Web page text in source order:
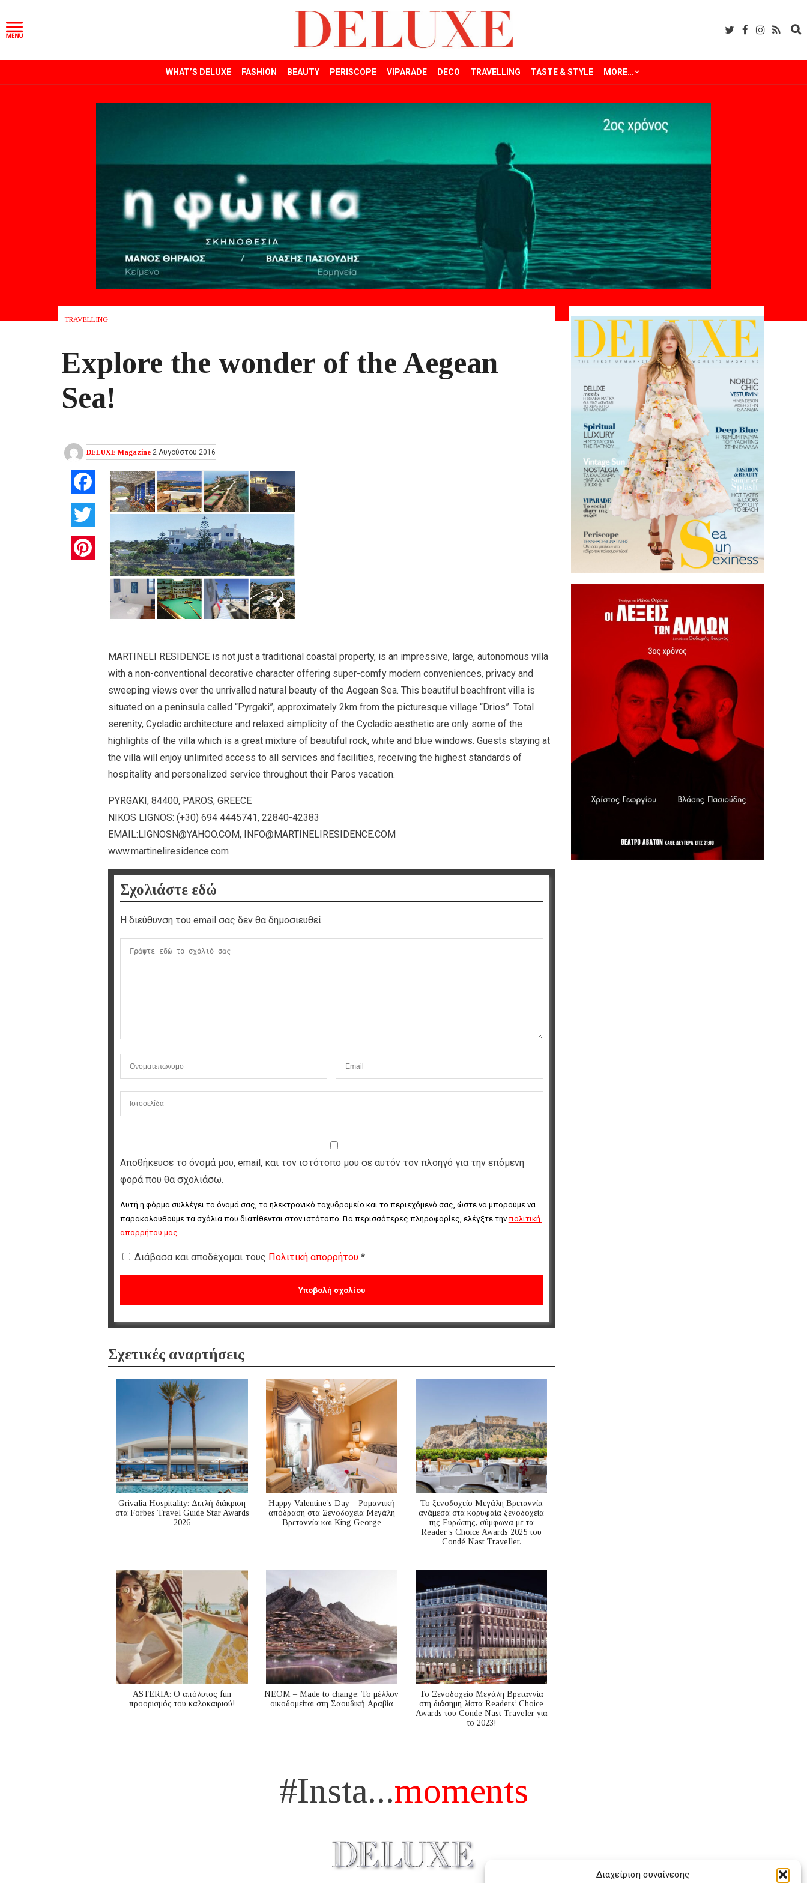
Διαχείριση συναίνεσης
WHAT’S DELUXE FASHION BEAUTY PERISCOPE VIPARADE DECO TRAVELLING TASTE & STYLE MORE…
TRAVELLING
Explore the wonder of the Aegean
Sea!
DELUXE Magazine 2 Αυγούστου 2016
Facebook
Twitter
Pinterest
MARTINELI RESIDENCE is not just a traditional coastal property, is an impressive, large, autonomous villa
with a non-conventional decorative character offering super-comfy modern conveniences, privacy and
sweeping views over the unrivalled natural beauty of the Aegean Sea. This beautiful beachfront villa is
situated on a peninsula called “Pyrgaki”, approximately 2km from the picturesque village “Drios”. Total
serenity, Cycladic architecture and relaxed simplicity of the Cycladic aesthetic are only some of the
highlights of the villa which is a great mixture of beautiful rock, white and blue windows. Guests staying at
the villa will enjoy unlimited access to all services and facilities, receiving the highest standards of
hospitality and personalized service throughout their Paros vacation.
PYRGAKI, 84400, PAROS, GREECE
NIKOS LIGNOS: (+30) 694 4445741, 22840-42383
EMAIL:LIGNOSN@YAHOO.COM, INFO@MARTINELIRESIDENCE.COM
www.martineliresidence.com
Σχολιάστε εδώ
Η διεύθυνση του email σας δεν θα δημοσιευθεί.
Αποθήκευσε το όνομά μου, email, και τον ιστότοπο μου σε αυτόν τον πλοηγό για την επόμενη
φορά που θα σχολιάσω.
Αυτή η φόρμα συλλέγει το όνομά σας, το ηλεκτρονικό ταχυδρομείο και το περιεχόμενό σας, ώστε να μπορούμε να
παρακολουθούμε τα σχόλια που διατίθενται στον ιστότοπο. Για περισσότερες πληροφορίες, ελέγξτε την πολιτική
απορρήτου μας.
Διάβασα και αποδέχομαι τους Πολιτική απορρήτου *
Σχετικές αναρτήσεις
Grivalia Hospitality: Διπλή διάκριση
στα Forbes Travel Guide Star Awards
2026
Happy Valentine’s Day – Ρομαντική
απόδραση στα Ξενοδοχεία Μεγάλη
Βρεταννία και King George
Το ξενοδοχείο Μεγάλη Βρεταννία
ανάμεσα στα κορυφαία ξενοδοχεία
της Ευρώπης, σύμφωνα με τα
Reader’s Choice Awards 2025 του
Condé Nast Traveller.
ASTERIA: Ο απόλυτος fun
προορισμός του καλοκαιριού!
ΝΕΟΜ – Made to change: Το μέλλον
οικοδομείται στη Σαουδική Αραβία
Το Ξενοδοχείο Μεγάλη Βρεταννία
στη διάσημη λίστα Readers’ Choice
Awards του Conde Nast Traveler για
το 2023!
#Insta...moments